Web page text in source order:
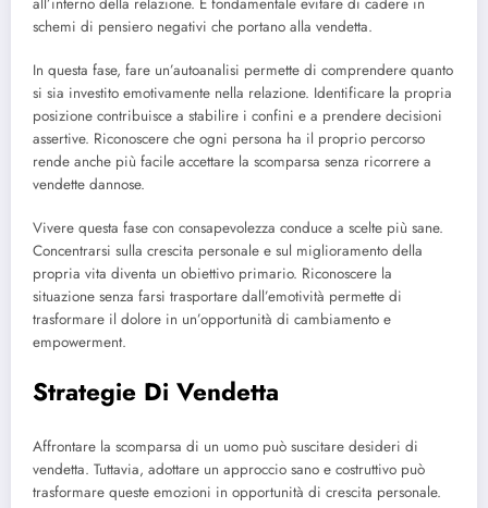
schemi di pensiero negativi che portano alla vendetta.
In questa fase, fare un’autoanalisi permette di comprendere quanto
si sia investito emotivamente nella relazione. Identificare la propria
posizione contribuisce a stabilire i confini e a prendere decisioni
assertive. Riconoscere che ogni persona ha il proprio percorso
rende anche più facile accettare la scomparsa senza ricorrere a
vendette dannose.
Vivere questa fase con consapevolezza conduce a scelte più sane.
Concentrarsi sulla crescita personale e sul miglioramento della
propria vita diventa un obiettivo primario. Riconoscere la
situazione senza farsi trasportare dall’emotività permette di
trasformare il dolore in un’opportunità di cambiamento e
empowerment.
Strategie Di Vendetta
Affrontare la scomparsa di un uomo può suscitare desideri di
vendetta. Tuttavia, adottare un approccio sano e costruttivo può
trasformare queste emozioni in opportunità di crescita personale.